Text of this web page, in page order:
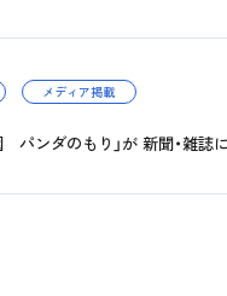
メディア掲載
ンダのもり」が 新聞・雑誌